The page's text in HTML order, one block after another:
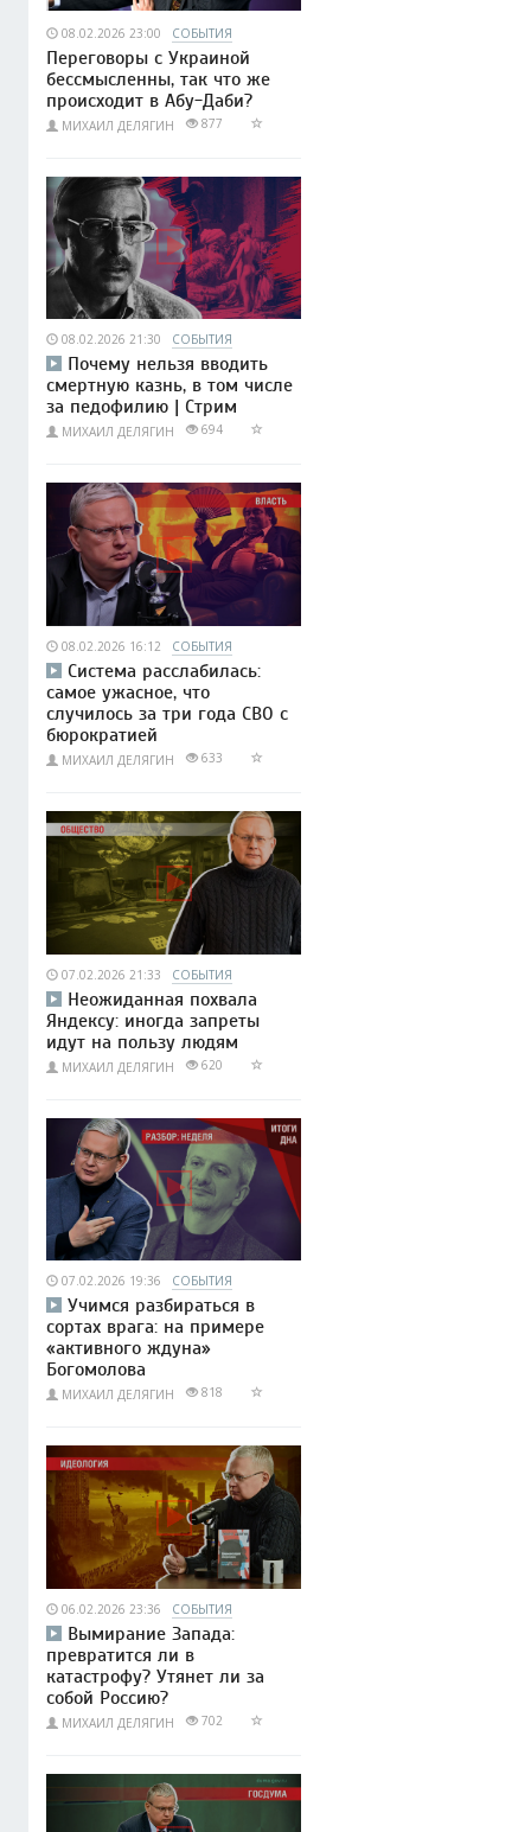
08.02.2026 23:00 СОБЫТИЯ
Переговоры с Украиной
бессмысленны, так что же
происходит в Абу-Даби?
МИХАИЛ ДЕЛЯГИН 877
08.02.2026 21:30 СОБЫТИЯ
Почему нельзя вводить
смертную казнь, в том числе
за педофилию | Стрим
МИХАИЛ ДЕЛЯГИН 694
08.02.2026 16:12 СОБЫТИЯ
Система расслабилась:
самое ужасное, что
случилось за три года СВО с
бюрократией
МИХАИЛ ДЕЛЯГИН 633
07.02.2026 21:33 СОБЫТИЯ
Неожиданная похвала
Яндексу: иногда запреты
идут на пользу людям
МИХАИЛ ДЕЛЯГИН 620
07.02.2026 19:36 СОБЫТИЯ
Учимся разбираться в
сортах врага: на примере
«активного ждуна»
Богомолова
МИХАИЛ ДЕЛЯГИН 818
06.02.2026 23:36 СОБЫТИЯ
Вымирание Запада:
превратится ли в
катастрофу? Утянет ли за
собой Россию?
МИХАИЛ ДЕЛЯГИН 702